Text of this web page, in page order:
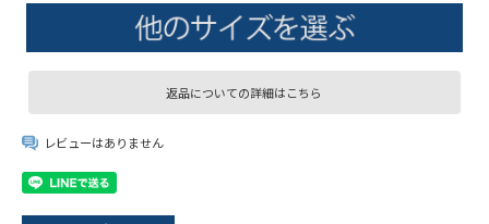
返品についての詳細はこちら
レビューはありません